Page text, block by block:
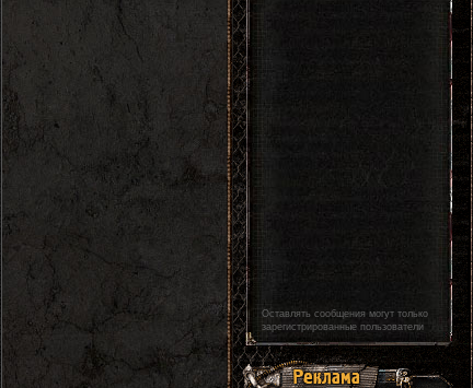
Оставлять сообщения могут только
зарегистрированные пользователи